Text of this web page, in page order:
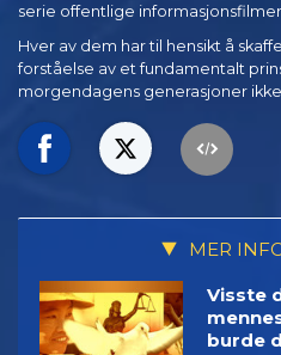
serie offentlige
Hver av dem har til hensikt å
forståelse av et fundamentalt
morgendagens generasjoner
MER
Visste
burde